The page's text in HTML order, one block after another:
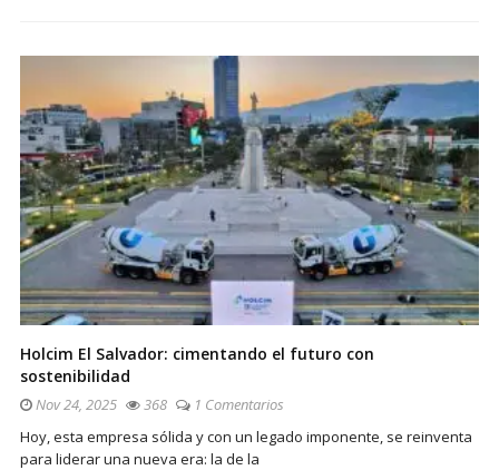
Holcim El Salvador: cimentando el futuro con
sostenibilidad
Nov 24, 2025 368
1 Comentarios
Hoy, esta empresa sólida y con un legado imponente, se reinventa
para liderar una nueva era: la de la